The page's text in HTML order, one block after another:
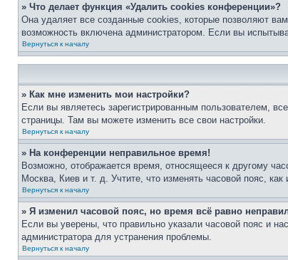
» Что делает функция «Удалить cookies конференции»?
Она удаляет все созданные cookies, которые позволяют
возможность включена администратором. Если вы
Вернуться к началу
» Как мне изменить мои настройки?
Если вы являетесь зарегистрированным пользователем,
страницы. Там вы можете изменить все свои настройки.
Вернуться к началу
» На конференции неправильное время!
Возможно, отображается время, относящееся к другому
Москва, Киев и т. д. Учтите, что изменять часовой пояс,
Вернуться к началу
» Я изменил часовой пояс, но время всё равно
Если вы уверены, что правильно указали часовой пояс и
администратора для устранения проблемы.
Вернуться к началу